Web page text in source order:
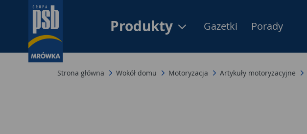
Produkty Gazetki Porady
Strona główna Wokół domu Motoryzacja Artykuły motoryzacyjne